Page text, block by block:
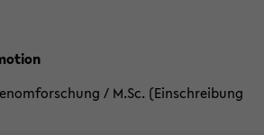
/ M.Sc. (Einschreibung